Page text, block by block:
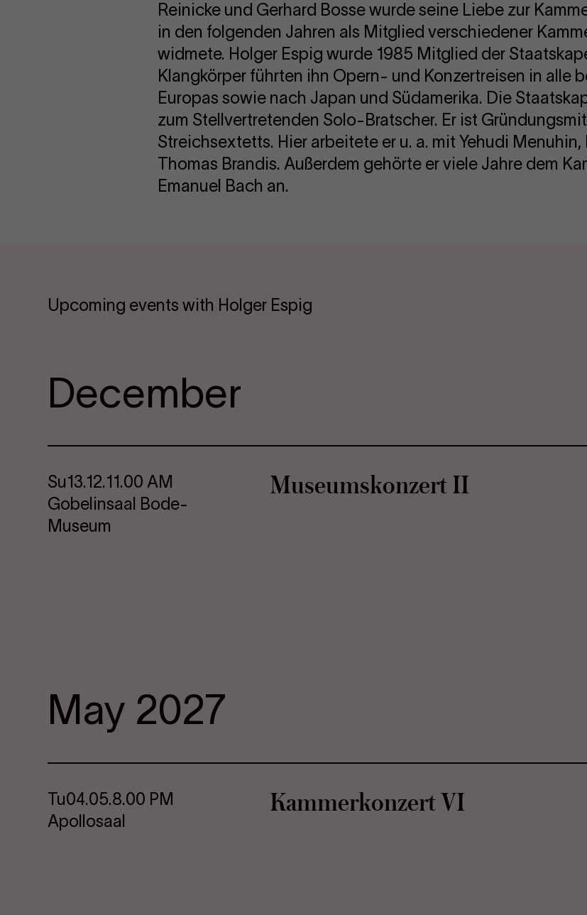
Reinicke und Gerhard Bosse wurde seine Liebe zur
in den folgenden Jahren als Mitglied verschiedener
widmete. Holger Espig wurde 1985 Mitglied der
Klangkörper führten ihn Opern- und Konzertreisen in alle
Europas sowie nach Japan und Südamerika. Die
zum Stellvertretenden Solo-Bratscher. Er ist
Streichsextetts. Hier arbeitete er u. a. mit Yehudi
Thomas Brandis. Außerdem gehörte er viele Jahre dem
Emanuel Bach an.
Upcoming events with Holger Espig
December
Su13.12.11.00 AM
Gobelinsaal Bode-
Museum
Mu­se­ums­kon­zert II
May 2027
Tu04.05.8.00 PM
Apollosaal
Kam­mer­kon­zert VI